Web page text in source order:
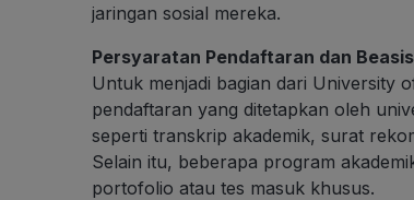
jaringan sosial mereka.
Persyaratan Pendaftaran dan
Untuk menjadi bagian dari University
pendaftaran yang ditetapkan oleh
seperti transkrip akademik, surat
Selain itu, beberapa program
portofolio atau tes masuk khusus.